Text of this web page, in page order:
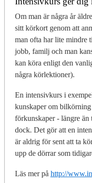
Om man är några år
sitt körkort genom att
man ofta har lite mindre
jobb, familj och man
kan köra enligt den
några körlektioner).
En intensivkurs i
kunskaper om bilkörning
förkunskaper - längre än
dock. Det gör att en
är aldrig för sent att ta
upp de dörrar som
Läs mer på http://